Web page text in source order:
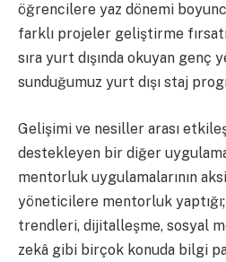
öğrencilere yaz dönemi
farklı projeler geliştirme
sıra yurt dışında okuyan genç
sunduğumuz yurt dışı staj
Gelişimi ve nesiller arası
destekleyen bir diğer
mentorluk uygulamalarının
yöneticilere mentorluk
trendleri, dijitalleşme, sosyal
zekâ gibi birçok konuda bilgi